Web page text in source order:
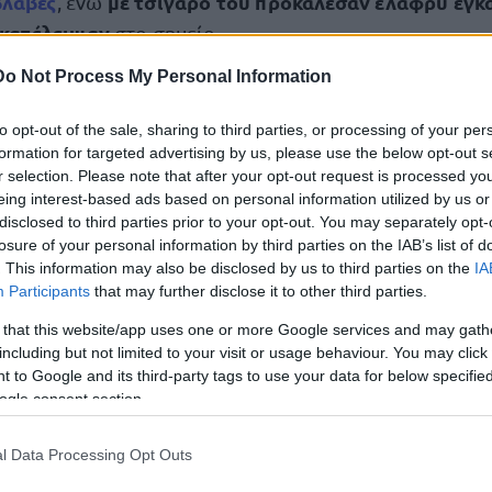
Not Process My Personal Information
opt-out of the sale, sharing to third parties, or processing of your
for targeted advertising by us, please use the below opt-out
selection. Please note that after your opt-out request is processed
interest-based ads based on personal information utilized by us
to third parties prior to your opt-out. You may separately
of your personal information by third parties on the IAB’s list of
This information may also be disclosed by us to third parties on the
Participants that may further disclose it to other third parties.
that this website/app uses one or more Google services and may
but not limited to your visit or usage behaviour. You may
to Google and its third-party tags to use your data for below
consent section.
Data Processing Opt Outs
στο σημείο.
σεπροσβολέςπου αφορούσαν τηνεθνική
σχηματίστηκε σε βάρος του κατηγορουμένου θα
Αχαΐας.
Αγγλικών σε μόνο 2 ημέρες στα